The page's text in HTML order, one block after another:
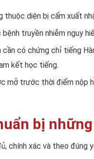
diện bị cấm xuất
truyền nhiễm nguy
cần có chứng chỉ tiếng
kết học tiếng.
mở trước thời điểm
bị
chính xác và theo